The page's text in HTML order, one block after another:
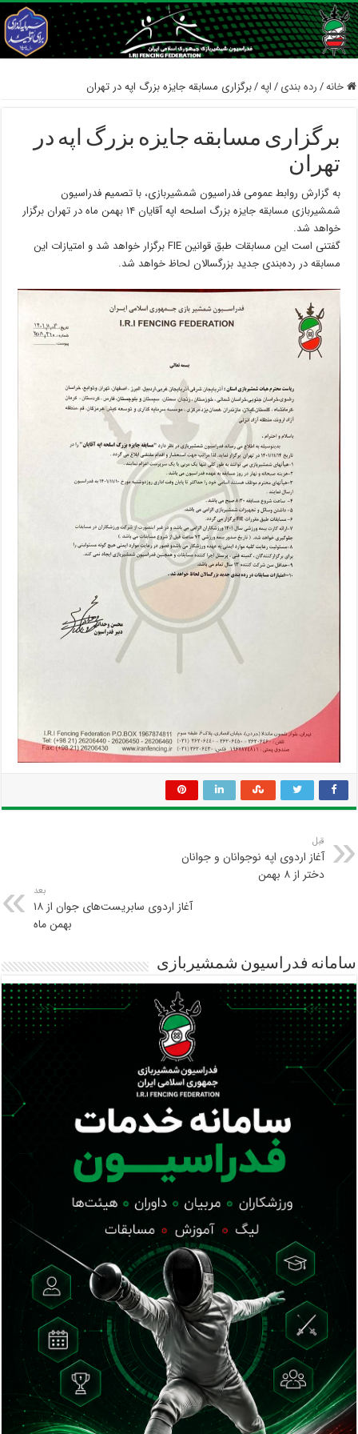
خانه/رده بندی /اپه/برگزاری مسابقه جایزه بزرگ اپه در تهران
برگزاری مسابقه جایزه بزرگ اپه در
تهران
به گزارش روابط عمومی فدراسیون شمشیربازی، با تصمیم فدراسیون
شمشیربازی مسابقه جایزه بزرگ اسلحه اپه آقایان ۱۴ بهمن ماه در تهران برگزار
خواهد شد.
گفتنی است این مسابقات طبق قوانین FIE‌ برگزار خواهد شد و امتیازات این
مسابقه در رده‌بندی جدید بزرگسالان لحاظ خواهد شد.
قبل
آغاز اردوی اپه نوجوانان و جوانان
دختر از ۸ بهمن
بعد
آغاز اردوی سابریست‌های جوان از ۱۸
بهمن ماه
سامانه فدراسیون شمشیربازی